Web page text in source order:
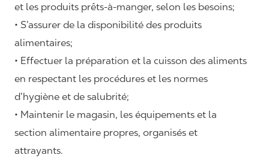
et les produits prêts-à-manger, selon les besoins;
• S’assurer de la disponibilité des produits
alimentaires;
• Effectuer la préparation et la cuisson des aliments
en respectant les procédures et les normes
d’hygiène et de salubrité;
• Maintenir le magasin, les équipements et la
section alimentaire propres, organisés et
attrayants.